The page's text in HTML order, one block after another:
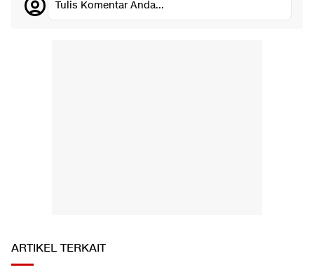
Tulis Komentar Anda...
ARTIKEL TERKAIT